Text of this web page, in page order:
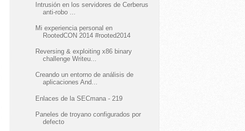
Intrusión en los servidores de Cerberus
anti-robo ...
Mi experiencia personal en
RootedCON 2014 #rooted2014
Reversing & exploiting x86 binary
challenge Writeu...
Creando un entorno de análisis de
aplicaciones And...
Enlaces de la SECmana - 219
Paneles de troyano configurados por
defecto